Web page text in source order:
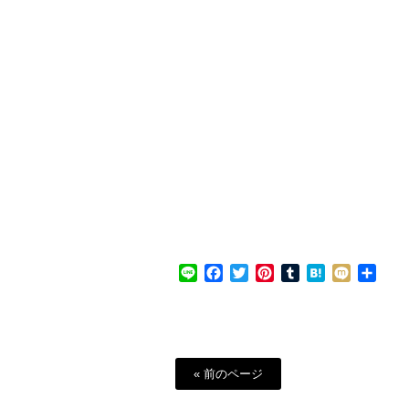
Line Facebook
TwitterPinterestTumblrHatena
Mixi
« 前のページ